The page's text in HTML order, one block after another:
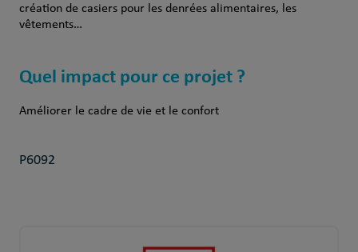
création de casiers pour les denrées alimentaires, les
vêtements…
Quel impact pour ce projet ?
Améliorer le cadre de vie et le confort
P6092